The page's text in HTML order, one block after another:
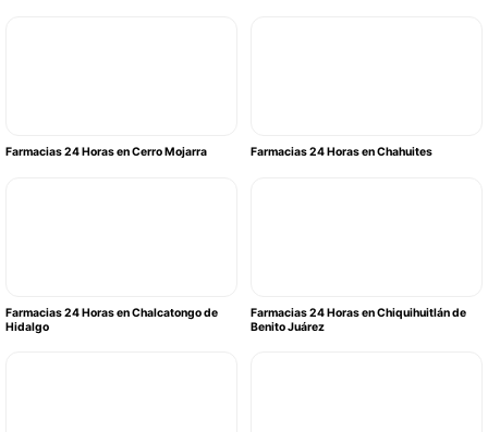
Farmacias 24 Horas en Cerro Mojarra Farmacias 24 Horas en Chahuites
Farmacias 24 Horas en Chalcatongo de
Hidalgo
Farmacias 24 Horas en Chiquihuitlán de
Benito Juárez